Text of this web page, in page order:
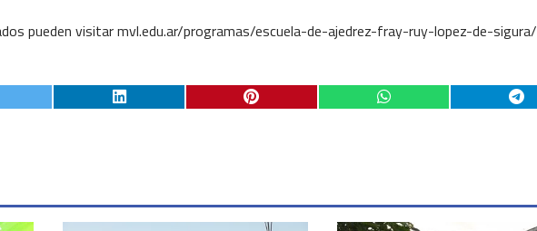
pueden visitar mvl.edu.ar/programas/escuela-de-ajedrez-fray-ruy-lopez-de-sigura/